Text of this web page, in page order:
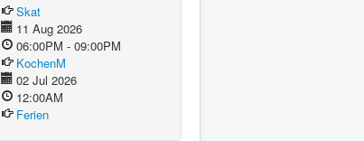
Skat
11 Aug 2026
06:00PM - 09:00PM
KochenM
02 Jul 2026
12:00AM
Ferien